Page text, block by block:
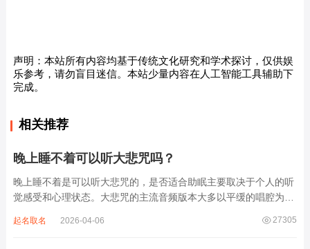
声明：本站所有内容均基于传统文化研究和学术探讨，仅供娱
乐参考，请勿盲目迷信。本站少量内容在人工智能工具辅助下
完成。
相关推荐
晚上睡不着可以听大悲咒吗？
晚上睡不着是可以听大悲咒的，是否适合助眠主要取决于个人的听
觉感受和心理状态。大悲咒的主流音频版本大多以平缓的唱腔为
急促的鼓点，这类音频本身具备静心的基础特质。睡前思绪繁杂、
27305
起名取名 2026-04-06